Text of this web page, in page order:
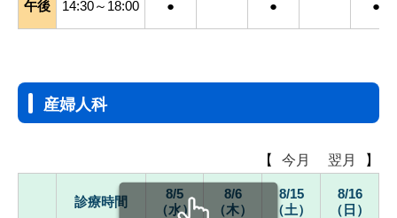
午後 14:30～18:00 ● ● ●
産婦人科
【 今月 翌月 】
診療時間
8/5
（水）
8/6
（木）
8/15
（土）
8/16
（日）